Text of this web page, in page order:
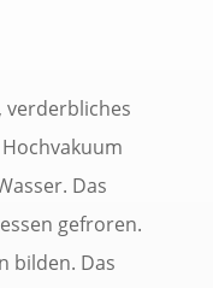
verderbliches
Das
gefroren.
bilden. Das